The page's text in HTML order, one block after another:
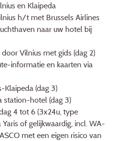
en Klaipeda
h/t met Brussels Airlines
naar uw hotel bij
Vilnius met gids (dag 2)
informatie en kaarten via
Klaipeda (dag 3)
station-hotel (dag 3)
4 tot 6 (3x24u, type
of gelijkwaardig, incl. WA-
met een eigen risico van